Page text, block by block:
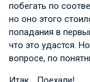
побегать по
но оно этого
попадания в
что это удастся.
вопросе, по